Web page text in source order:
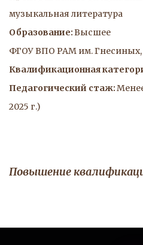
музыкальная литература
Образование: Высшее
ФГОУ ВПО РАМ им. Гнесиных,
Квалификационная
Педагогический стаж:
2025 г.)
Повышение